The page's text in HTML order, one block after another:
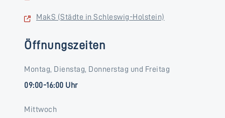
MakS (Städte in Schleswig-Holstein)
Öffnungszeiten
Montag, Dienstag, Donnerstag und Freitag
09:00-16:00 Uhr
Mittwoch